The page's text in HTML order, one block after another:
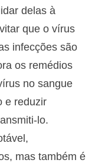
delas à
que o vírus
infecções são
os remédios
no sangue
e reduzir
lo.
mas também é